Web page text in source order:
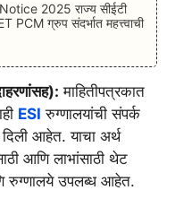
2025 राज्य सीईटी
PCM ग्रुप संदर्भात महत्त्वाची
माहितीपत्रकात
ESI रुग्णालयांची संपर्क
दिली आहेत. याचा अर्थ
आणि लाभांसाठी थेट
रुग्णालये उपलब्ध आहेत.